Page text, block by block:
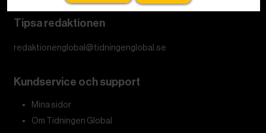
Tipsa redaktionen
redaktionenglobal@tidningenglobal.se
Kundservice och support
Mina sidor
Om Tidningen Global